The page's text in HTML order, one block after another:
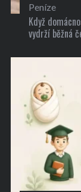
Peníze
Když
vydrží běžná